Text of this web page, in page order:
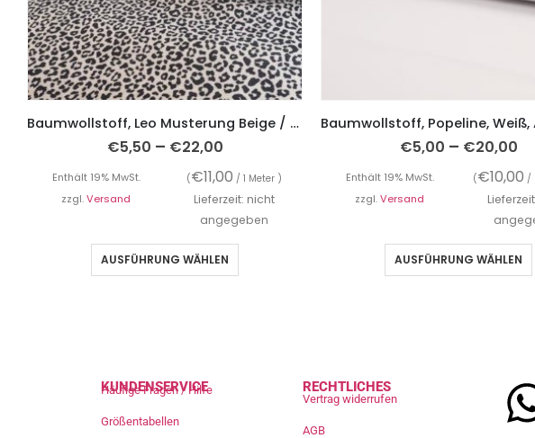
Baumwollstoff, Leo Musterung Beige / Schwarz
€5,50 – €22,00
Enthält 19% MwSt. (€11,00 / 1 Meter )
zzgl.Versand
Lieferzeit: nicht
angegeben
AUSFÜHRUNG WÄHLEN
€5,00 – €20,00
Enthält 19% MwSt. (€10,00 /
zzgl.Versand
AUSFÜHRUNG WÄHLEN
KUNDENSERVICE
Häufige Fragen / Hilfe
Größentabellen
RECHTLICHES
Vertrag widerrufen
AGB